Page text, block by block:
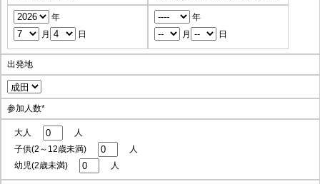
年
月
日
年
月
日
出発地
参加人数*
大人
人
子供(2～12歳未満)
人
幼児(2歳未満)
人